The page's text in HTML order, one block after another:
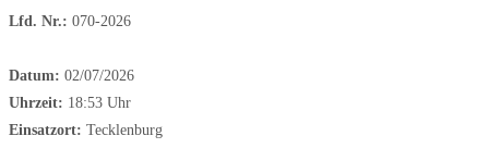
Lfd. Nr.: 070-2026
Datum: 02/07/2026
Uhrzeit: 18:53 Uhr
Einsatzort: Tecklenburg